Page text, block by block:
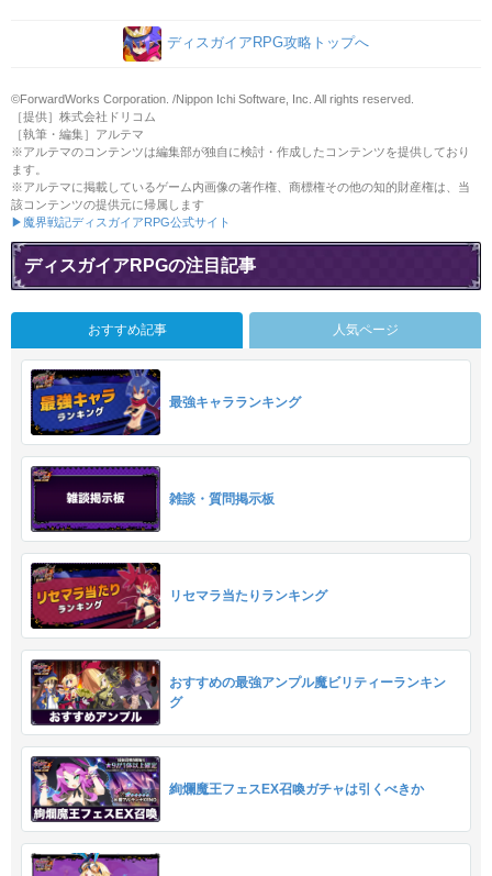
ディスガイアRPG攻略トップへ
©ForwardWorks Corporation. /Nippon Ichi Software, Inc. All rights reserved.
［提供］株式会社ドリコム
［執筆・編集］アルテマ
※アルテマのコンテンツは編集部が独自に検討・作成したコンテンツを提供しており
ます。
※アルテマに掲載しているゲーム内画像の著作権、商標権その他の知的財産権は、当
該コンテンツの提供元に帰属します
▶魔界戦記ディスガイアRPG公式サイト
ディスガイアRPGの注目記事
おすすめ記事 人気ページ
最強キャラランキング
雑談・質問掲示板
リセマラ当たりランキング
おすすめの最強アンプル魔ビリティーランキン
グ
絢爛魔王フェスEX召喚ガチャは引くべきか